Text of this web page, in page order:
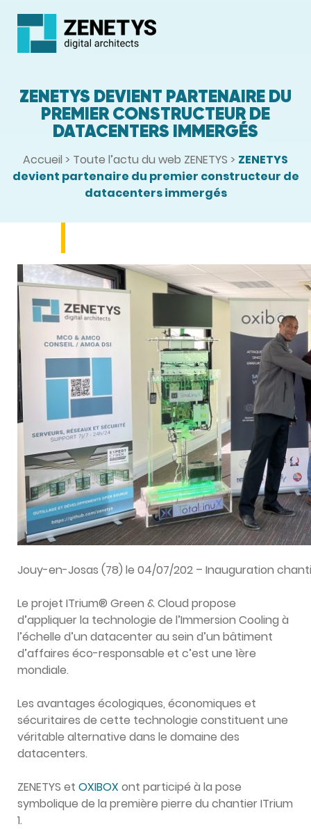
ZENETYS DEVIENT PARTENAIRE DU
PREMIER CONSTRUCTEUR DE
DATACENTERS IMMERGÉS
Accueil > Toute l’actu du web ZENETYS > ZENETYS
devient partenaire du premier constructeur de
datacenters immergés
Jouy-en-Josas (78) le 04/07/202 – Inauguration
Le projet ITrium® Green & Cloud propose
d’appliquer la technologie de l’Immersion Cooling à
l’échelle d’un datacenter au sein d’un bâtiment
d’affaires éco-responsable et c’est une 1ère
mondiale.
Les avantages écologiques, économiques et
sécuritaires de cette technologie constituent une
véritable alternative dans le domaine des
datacenters.
ZENETYS et OXIBOX ont participé à la pose
symbolique de la première pierre du chantier ITrium
1.